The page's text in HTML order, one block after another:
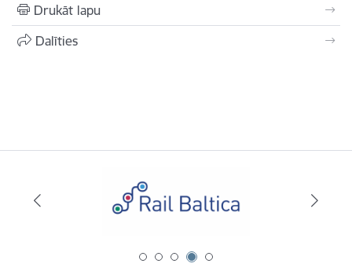
Drukāt lapu
Dalīties